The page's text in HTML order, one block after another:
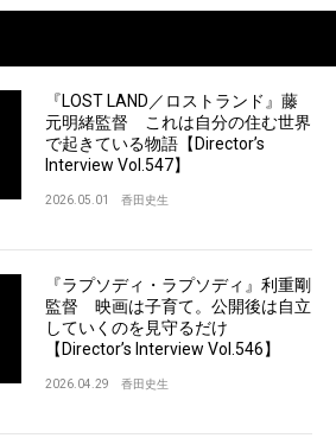
『LOST LAND／ロストランド』藤
元明緒監督 これは自分の住む世界
で起きている物語【Director’s
Interview Vol.547】
2026.05.01 香田史生
『ラプソディ・ラプソディ』利重剛
監督 映画は子育て。公開後は自立
していくのを見守るだけ
【Director’s Interview Vol.546】
2026.04.29 香田史生